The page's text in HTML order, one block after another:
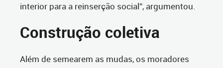
interior para a reinserção social”, argumentou.
Construção coletiva
Além de semearem as mudas, os moradores